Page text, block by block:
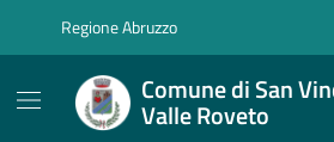
Regione Abruzzo
Comune di San
Valle Roveto